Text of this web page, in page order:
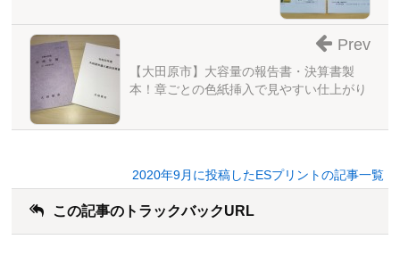
【大田原市】大容量の報告書・決算書製
本！章ごとの色紙挿入で見やすい仕上がり
Prev
2020年9月に投稿したESプリントの記事一覧
この記事のトラックバックURL